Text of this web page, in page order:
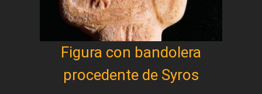
Figura con bandolera
procedente de Syros